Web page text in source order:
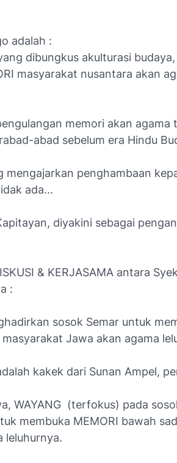
adalah :
dibungkus akulturasi budaya,
masyarakat nusantara akan
memori akan agama
abad sebelum era Hindu
mengajarkan penghambaan
ada...
diyakini sebagai
& KERJASAMA antara
:
sosok Semar untuk
Jawa akan agama
kakek dari Sunan Ampel,
WAYANG (terfokus) pada
membuka MEMORI bawah
leluhurnya.